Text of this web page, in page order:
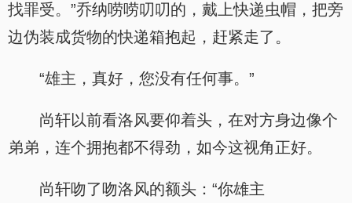
找罪受。”乔纳唠唠叨叨的，戴上快递虫帽，把旁
边伪装成货物的快递箱抱起，赶紧走了。
“雄主，真好，您没有任何事。”
尚轩以前看洛风要仰着头，在对方身边像个
弟弟，连个拥抱都不得劲，如今这视角正好。
尚轩吻了吻洛风的额头：“你雄主